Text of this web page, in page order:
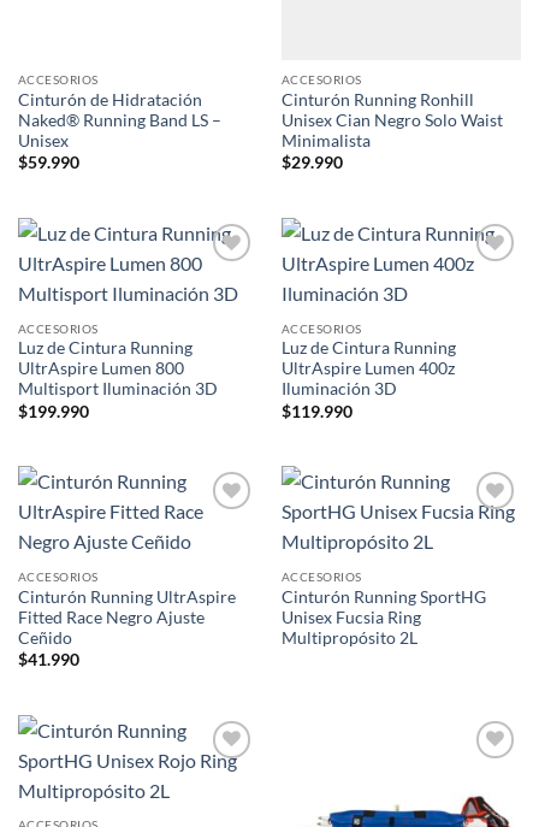
ACCESORIOS
Cinturón de Hidratación
Naked® Running Band LS –
Unisex
$59.990
ACCESORIOS
Cinturón Running Ronhill
Unisex Cian Negro Solo Waist
Minimalista
$29.990
wishlist
ACCESORIOS
Luz de Cintura Running
UltrAspire Lumen 800
Multisport Iluminación 3D
$199.990
ACCESORIOS
Luz de Cintura Running
UltrAspire Lumen 400z
Iluminación 3D
$119.990
ACCESORIOS
Cinturón Running UltrAspire
Fitted Race Negro Ajuste
Ceñido
$41.990
Add to
ACCESORIOS
Cinturón Running SportHG
Unisex Fucsia Ring
Multipropósito 2L
Add to
wishlist